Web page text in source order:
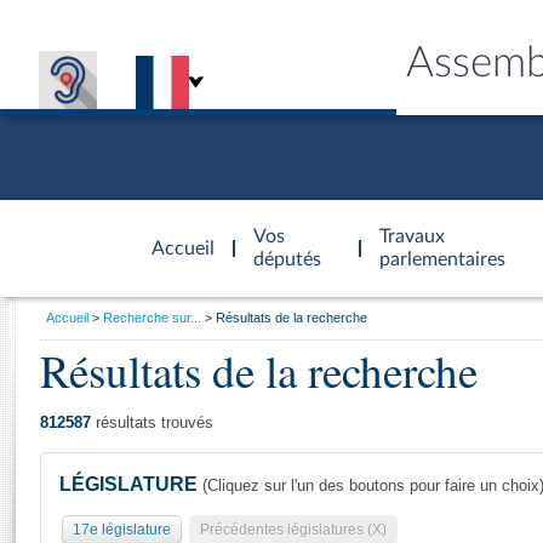
Accueil
d'accueil
Vos
députés
Travaux
parlementaires
Général
Vous
Accueil Recherche sur... Résultats de la recherche
Résultats de la recherche
812587 résultats trouvés
LÉGISLATURE (Cliquez sur l'un des boutons pour faire un choix)
17e législature Précédentes législatures (X)